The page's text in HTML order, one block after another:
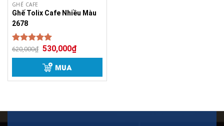
GHẾ CAFE
Ghế Tolix Cafe Nhiều Màu
2678
Được xếp
hạng5.00
620,000₫ 530,000₫
MUA